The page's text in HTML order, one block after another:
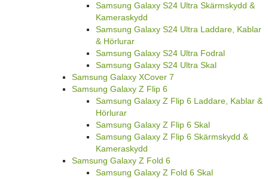
Samsung Galaxy S24 Ultra Skärmskydd &
Kameraskydd
Samsung Galaxy S24 Ultra Laddare, Kablar
& Hörlurar
Samsung Galaxy S24 Ultra Fodral
Samsung Galaxy S24 Ultra Skal
Samsung Galaxy XCover 7
Samsung Galaxy Z Flip 6
Samsung Galaxy Z Flip 6 Laddare, Kablar &
Hörlurar
Samsung Galaxy Z Flip 6 Skal
Samsung Galaxy Z Flip 6 Skärmskydd &
Kameraskydd
Samsung Galaxy Z Fold 6
Samsung Galaxy Z Fold 6 Skal